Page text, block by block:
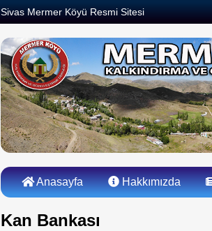
Sivas Mermer Köyü Resmi Sitesi
Anasayfa Hakkımızda
Kan Bankası